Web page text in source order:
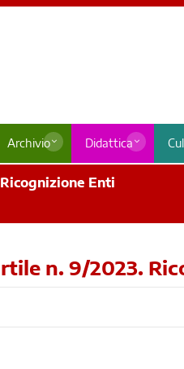
Archivio Didattica
Enti
n. 9/2023.